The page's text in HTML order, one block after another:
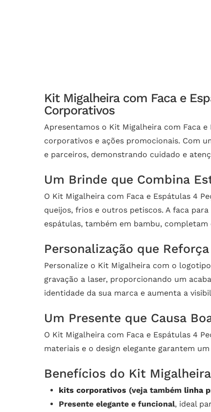
Kit Migalheira com Faca e
Corporativos
Apresentamos o Kit Migalheira com Faca
corporativos e ações promocionais. Com
e parceiros, demonstrando cuidado e
Um Brinde que Combina
O Kit Migalheira com Faca e Espátulas 4
queijos, frios e outros petiscos. A faca
espátulas, também em bambu,
Personalização que
Personalize o Kit Migalheira com o
gravação a laser, proporcionando um
identidade da sua marca e aumenta a
Um Presente que Causa
O Kit Migalheira com Faca e Espátulas 4
materiais e o design elegante garantem
Benefícios do Kit
kits corporativos (veja também linha
Presente elegante e funcional, ideal